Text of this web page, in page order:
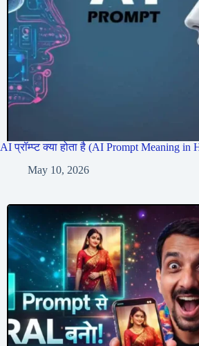
AI प्रॉम्प्ट क्या होता है (AI Prompt Meaning in
May 10, 2026